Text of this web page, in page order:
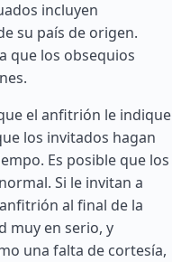
incluyen
su país de origen.
que los obsequios
el anfitrión le indique
los invitados hagan
Es posible que los
Si le invitan a
al final de la
muy en serio, y
una falta de cortesía,